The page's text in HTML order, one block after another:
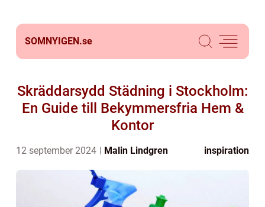
SOMNYIGEN.se
Skräddarsydd Städning i Stockholm:
En Guide till Bekymmersfria Hem &
Kontor
12 september 2024 Malin Lindgren inspiration